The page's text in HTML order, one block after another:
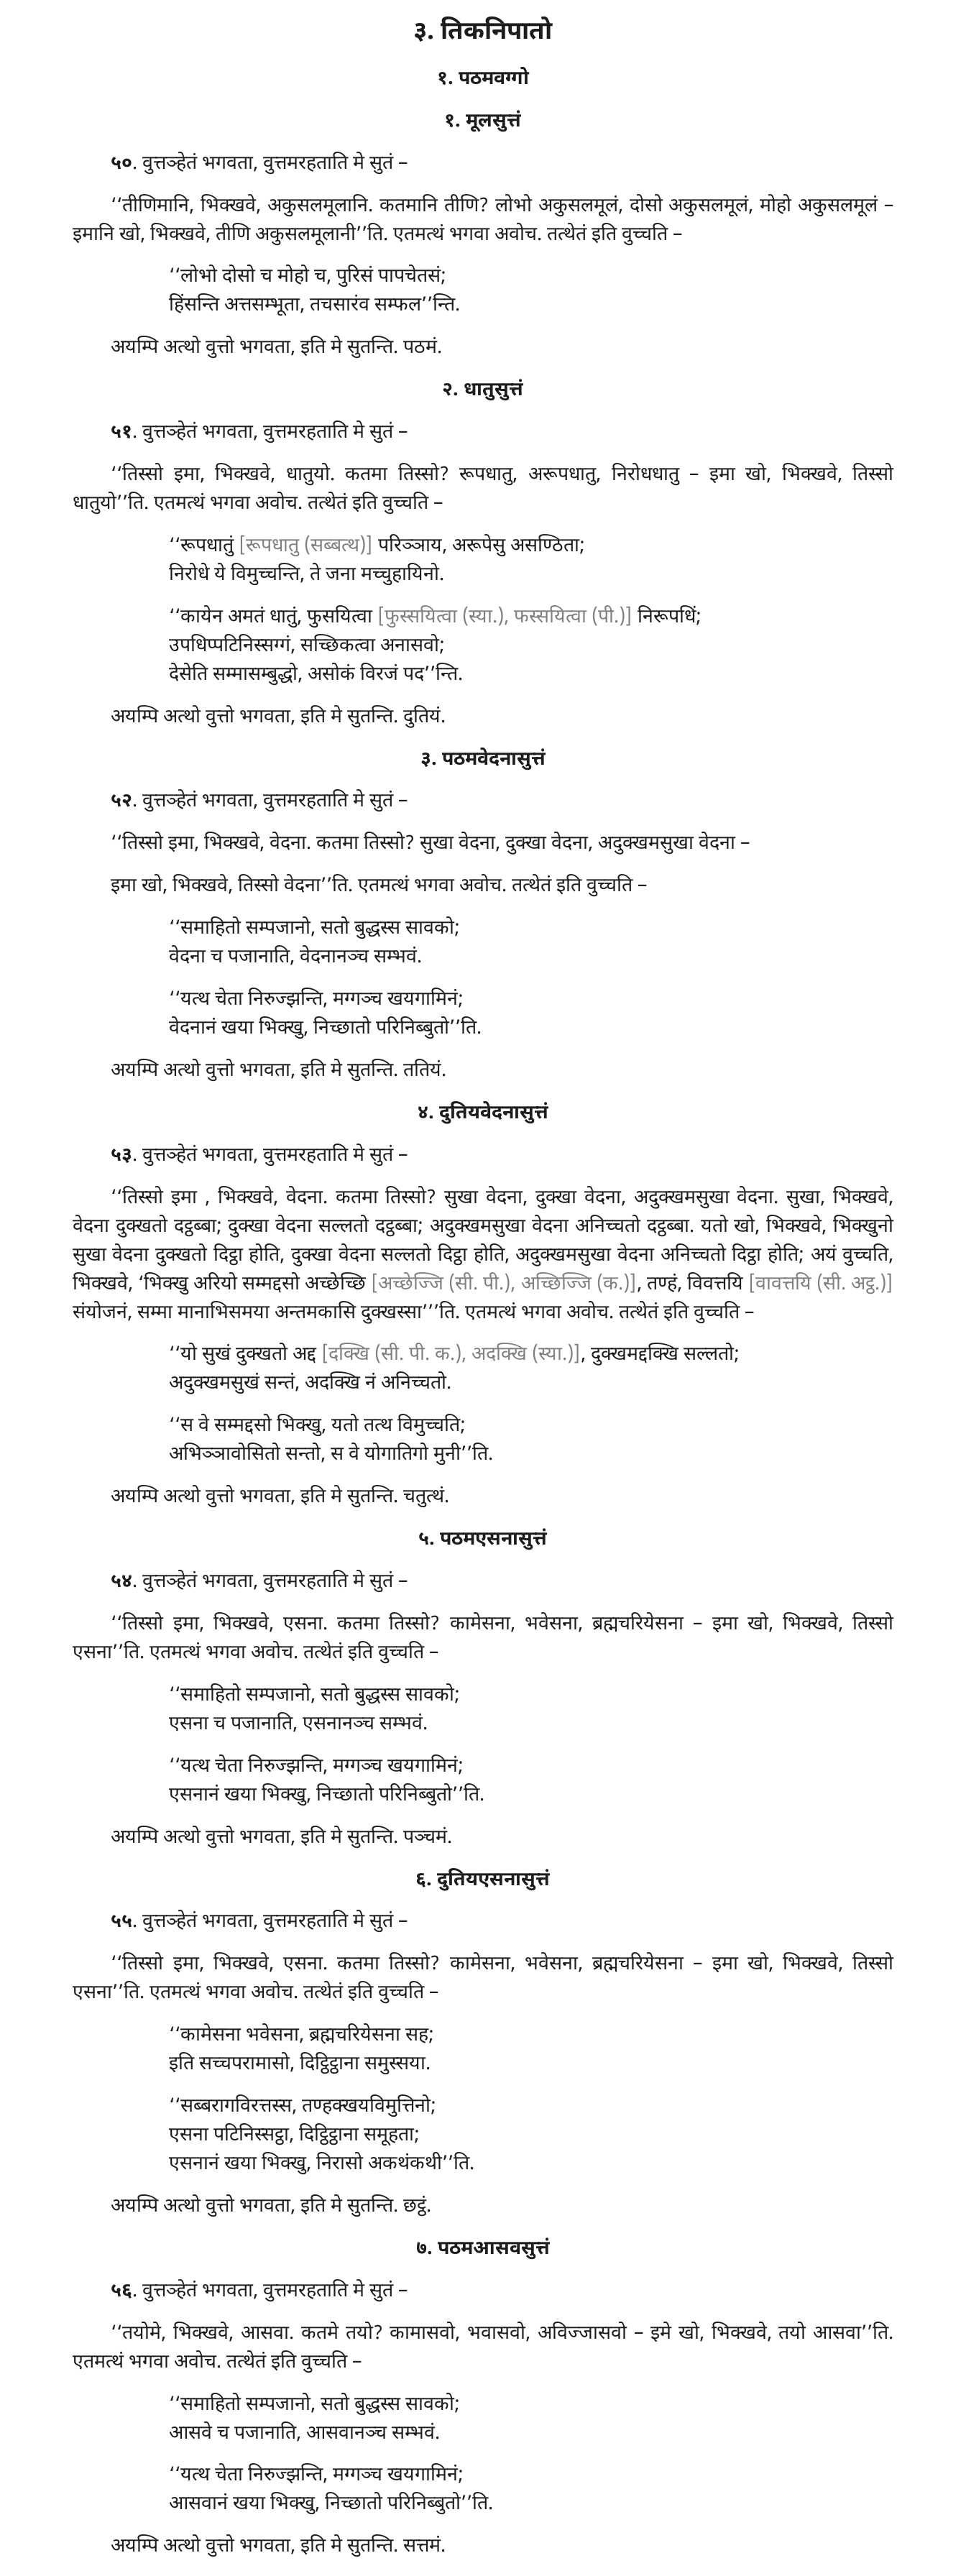
३. तिकनिपातो
१. पठमवग्गो
१. मूलसुत्तं
५०. वुत्तञ्हेतं भगवता, वुत्तमरहताति मे सुतं –
‘‘तीणिमानि, भिक्खवे, अकुसलमूलानि. कतमानि तीणि? लोभो अकुसलमूलं, दोसो अकुसलमूलं, मोहो अकुसलमूलं –
इमानि खो, भिक्खवे, तीणि अकुसलमूलानी’’ति. एतमत्थं भगवा अवोच. तत्थेतं इति वुच्चति –
‘‘लोभो दोसो च मोहो च, पुरिसं पापचेतसं;
हिंसन्ति अत्तसम्भूता, तचसारंव सम्फल’’न्ति.
अयम्पि अत्थो वुत्तो भगवता, इति मे सुतन्ति. पठमं.
२. धातुसुत्तं
५१. वुत्तञ्हेतं भगवता, वुत्तमरहताति मे सुतं –
‘‘तिस्सो इमा, भिक्खवे, धातुयो. कतमा तिस्सो? रूपधातु, अरूपधातु, निरोधधातु – इमा खो, भिक्खवे, तिस्सो
धातुयो’’ति. एतमत्थं भगवा अवोच. तत्थेतं इति वुच्चति –
‘‘रूपधातुं [रूपधातु (सब्बत्थ)] परिञ्ञाय, अरूपेसु असण्ठिता;
निरोधेये विमुच्चन्ति, ते जना मच्चुहायिनो.
‘‘कायेन अमतं धातुं, फुसयित्वा [फुस्सयित्वा (स्या.), फस्सयित्वा (पी.)] निरूपधिं;
उपधिप्पटिनिस्सग्गं, सच्छिकत्वा अनासवो;
देसेति सम्मासम्बुद्धो, असोकं विरजं पद’’न्ति.
अयम्पि अत्थो वुत्तो भगवता, इति मे सुतन्ति. दुतियं.
३. पठमवेदनासुत्तं
५२. वुत्तञ्हेतं भगवता, वुत्तमरहताति मे सुतं –
‘‘तिस्सो इमा, भिक्खवे, वेदना. कतमा तिस्सो? सुखा वेदना, दुक्खा वेदना, अदुक्खमसुखा वेदना –
इमा खो, भिक्खवे, तिस्सो वेदना’’ति. एतमत्थं भगवा अवोच. तत्थेतं इति वुच्चति –
‘‘समाहितो सम्पजानो, सतो बुद्धस्स सावको;
वेदना च पजानाति, वेदनानञ्च सम्भवं.
‘‘यत्थ चेता निरुज्झन्ति, मग्गञ्च खयगामिनं;
वेदनानं खया भिक्खु, निच्छातो परिनिब्बुतो’’ति.
अयम्पि अत्थो वुत्तो भगवता, इति मे सुतन्ति. ततियं.
४. दुतियवेदनासुत्तं
५३. वुत्तञ्हेतं भगवता, वुत्तमरहताति मे सुतं –
‘‘तिस्सो इमा , भिक्खवे, वेदना. कतमा तिस्सो? सुखा वेदना, दुक्खा वेदना, अदुक्खमसुखा वेदना. सुखा, भिक्खवे,
वेदना दुक्खतो दट्ठब्बा; दुक्खा वेदना सल्लतो दट्ठब्बा; अदुक्खमसुखा वेदना अनिच्चतो दट्ठब्बा. यतो खो, भिक्खवे, भिक्खुनो
सुखा वेदना दुक्खतो दिट्ठा होति, दुक्खा वेदना सल्लतो दिट्ठा होति, अदुक्खमसुखा वेदना अनिच्चतो दिट्ठा होति; अयं वुच्चति,
भिक्खवे, ‘भिक्खु अरियो सम्मद्दसो अच्छेच्छि [अच्छेज्जि (सी. पी.), अच्छिज्जि (क.)], तण्हं, विवत्तयि [वावत्तयि (सी. अट्ठ.)]
संयोजनं, सम्मा मानाभिसमया अन्तमकासि दुक्खस्सा’’’ति. एतमत्थं भगवा अवोच. तत्थेतं इति वुच्चति –
‘‘यो सुखं दुक्खतो अद्द [दक्खि (सी. पी. क.), अदक्खि (स्या.)], दुक्खमद्दक्खि सल्लतो;
अदुक्खमसुखं सन्तं, अदक्खि नं अनिच्चतो.
‘‘स वे सम्मद्दसो भिक्खु, यतो तत्थ विमुच्चति;
अभिञ्ञावोसितो सन्तो, स वे योगातिगो मुनी’’ति.
अयम्पि अत्थो वुत्तो भगवता, इति मे सुतन्ति. चतुत्थं.
५. पठमएसनासुत्तं
५४. वुत्तञ्हेतं भगवता, वुत्तमरहताति मे सुतं –
‘‘तिस्सो इमा, भिक्खवे, एसना. कतमा तिस्सो? कामेसना, भवेसना, ब्रह्मचरियेसना – इमा खो, भिक्खवे, तिस्सो
एसना’’ति. एतमत्थं भगवा अवोच. तत्थेतं इति वुच्चति –
‘‘समाहितो सम्पजानो, सतो बुद्धस्स सावको;
एसनाच पजानाति, एसनानञ्च सम्भवं.
‘‘यत्थ चेता निरुज्झन्ति, मग्गञ्च खयगामिनं;
एसनानं खया भिक्खु, निच्छातो परिनिब्बुतो’’ति.
अयम्पि अत्थो वुत्तो भगवता, इति मे सुतन्ति. पञ्चमं.
६. दुतियएसनासुत्तं
५५. वुत्तञ्हेतं भगवता, वुत्तमरहताति मे सुतं –
‘‘तिस्सो इमा, भिक्खवे, एसना. कतमा तिस्सो? कामेसना, भवेसना, ब्रह्मचरियेसना – इमा खो, भिक्खवे, तिस्सो
एसना’’ति. एतमत्थं भगवा अवोच. तत्थेतं इति वुच्चति –
‘‘कामेसना भवेसना, ब्रह्मचरियेसना सह;
इति सच्चपरामासो, दिट्ठिट्ठाना समुस्सया.
‘‘सब्बरागविरत्तस्स, तण्हक्खयविमुत्तिनो;
एसनापटिनिस्सट्ठा, दिट्ठिट्ठाना समूहता;
एसनानं खया भिक्खु, निरासो अकथंकथी’’ति.
अयम्पि अत्थो वुत्तो भगवता, इति मे सुतन्ति. छट्ठं.
७. पठमआसवसुत्तं
५६. वुत्तञ्हेतं भगवता, वुत्तमरहताति मे सुतं –
‘‘तयोमे, भिक्खवे, आसवा. कतमे तयो? कामासवो, भवासवो, अविज्जासवो – इमे खो, भिक्खवे, तयो आसवा’’ति.
एतमत्थं भगवा अवोच. तत्थेतं इति वुच्चति –
‘‘समाहितोसम्पजानो, सतो बुद्धस्स सावको;
आसवे च पजानाति, आसवानञ्च सम्भवं.
‘‘यत्थचेता निरुज्झन्ति, मग्गञ्च खयगामिनं;
आसवानं खया भिक्खु, निच्छातो परिनिब्बुतो’’ति.
अयम्पि अत्थो वुत्तो भगवता, इति मे सुतन्ति. सत्तमं.